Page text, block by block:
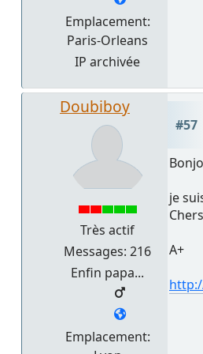
Emplacement:
Paris-Orleans
IP archivée
Doubiboy
Très actif
Messages: 216
Enfin papa...
Emplacement:
#57
je
A+